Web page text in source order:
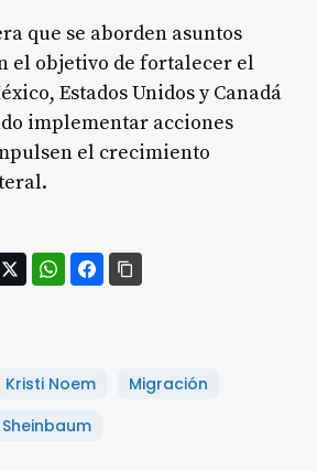
que se aborden asuntos
el objetivo de fortalecer el
Estados Unidos y Canadá
implementar acciones
el crecimiento
Kristi Noem
Migración
Sheinbaum